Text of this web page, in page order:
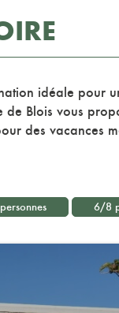
idéale pour
Blois vous
des vacances
6/8